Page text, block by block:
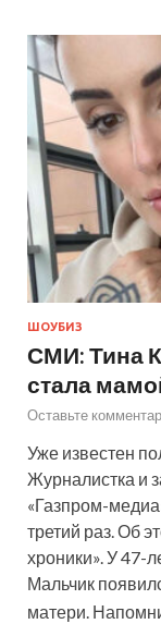
ШОУБИЗ
СМИ: Тина
стала
Оставьте
Уже известен
Журналистка и
«Газпром-
третий раз. Об
хроники». У 47-
Мальчик
матери.